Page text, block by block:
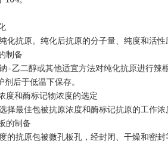
法纯化抗原。纯化后抗原的分子量、纯度和活
制备
后于低温下保存。
浓度和酶标记物浓度的选定
选择最佳包被抗原浓度和酶标记抗原的工作浓
的制备